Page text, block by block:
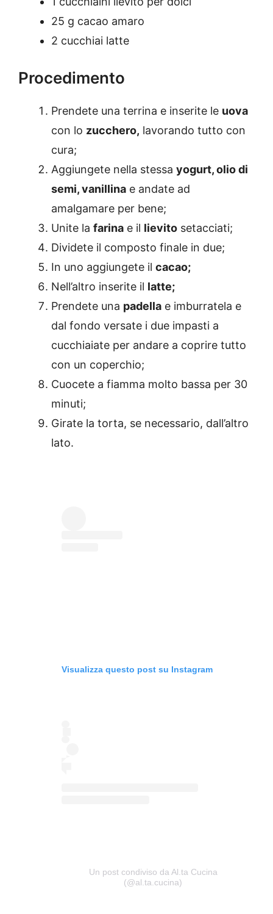
25 g cacao amaro
2 cucchiai latte
Procedimento
Prendete una terrina e inserite le uova
con lo zucchero, lavorando tutto con
cura;
Aggiungete nella stessa yogurt, olio di
semi, vanillina e andate ad
amalgamare per bene;
Unite la farina e il lievito setacciati;
Dividete il composto finale in due;
In uno aggiungete il cacao;
Nell’altro inserite il latte;
Prendete una padella e imburratela e
dal fondo versate i due impasti a
cucchiaiate per andare a coprire tutto
con un coperchio;
Cuocete a fiamma molto bassa per 30
minuti;
Girate la torta, se necessario, dall’altro
lato.
Visualizza questo post su Instagram
Un post condiviso da Al.ta Cucina
(@al.ta.cucina)